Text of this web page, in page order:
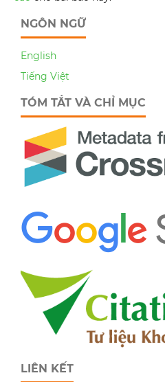
NGÔN NGỮ
English
Tiếng Việt
TÓM TẮT VÀ CHỈ MỤC
LIÊN KẾT